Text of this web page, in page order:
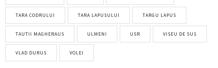
TARA CODRULUI TARA LAPUSULUI TARGU LAPUS
TAUTII MAGHERAUS ULMENI USR VISEU DE SUS
VLAD DURUS VOLEI